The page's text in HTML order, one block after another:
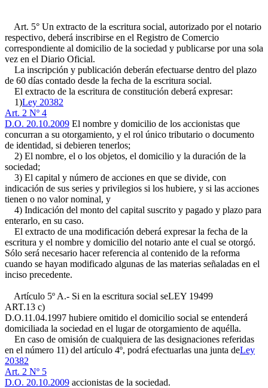
Art. 5° Un extracto de la escritura social, autorizado por el notario
respectivo, deberá inscribirse en el Registro de Comercio
correspondiente al domicilio de la sociedad y publicarse por una sola
vez en el Diario Oficial.
La inscripción y publicación deberán efectuarse dentro del plazo
de 60 días contado desde la fecha de la escritura social.
El extracto de la escritura de constitución deberá expresar:
1)Ley 20382
Art. 2 Nº 4
D.O. 20.10.2009 El nombre y domicilio de los accionistas que
concurran a su otorgamiento, y el rol único tributario o documento
de identidad, si debieren tenerlos;
2) El nombre, el o los objetos, el domicilio y la duración de la
sociedad;
3) El capital y número de acciones en que se divide, con
indicación de sus series y privilegios si los hubiere, y si las acciones
tienen o no valor nominal, y
4) Indicación del monto del capital suscrito y pagado y plazo para
enterarlo, en su caso.
El extracto de una modificación deberá expresar la fecha de la
escritura y el nombre y domicilio del notario ante el cual se otorgó.
Sólo será necesario hacer referencia al contenido de la reforma
cuando se hayan modificado algunas de las materias señaladas en el
inciso precedente.
Artículo 5º A.- Si en la escritura social seLEY 19499
ART.13 c)
D.O.11.04.1997 hubiere omitido el domicilio social se entenderá
domiciliada la sociedad en el lugar de otorgamiento de aquélla.
En caso de omisión de cualquiera de las designaciones referidas
en el número 11) del artículo 4º, podrá efectuarlas una junta deLey
20382
Art. 2 Nº 5
D.O. 20.10.2009 accionistas de la sociedad.